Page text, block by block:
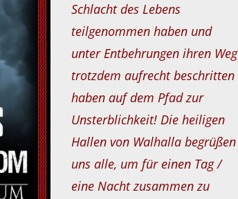
Schlacht des Lebens
teilgenommen haben und
unter Entbehrungen ihren Weg
trotzdem aufrecht beschritten
haben auf dem Pfad zur
Unsterblichkeit! Die heiligen
Hallen von Walhalla begrüßen
uns alle, um für einen Tag /
eine Nacht zusammen zu